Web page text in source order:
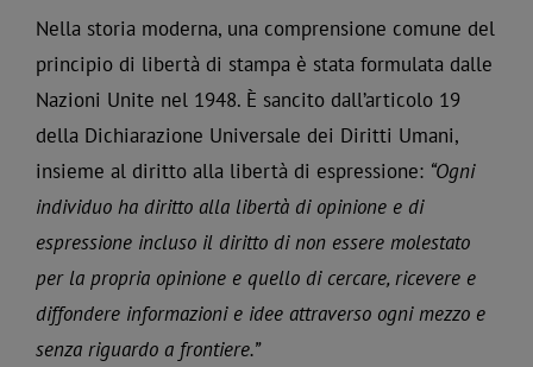
Nella storia moderna, una comprensione comune del
principio di libertà di stampa è stata formulata dalle
Nazioni Unite nel 1948. È sancito dall’articolo 19
della Dichiarazione Universale dei Diritti Umani,
insieme al diritto alla libertà di espressione: “Ogni
individuo ha diritto alla libertà di opinione e di
espressione incluso il diritto di non essere molestato
per la propria opinione e quello di cercare, ricevere e
diffondere informazioni e idee attraverso ogni mezzo e
senza riguardo a frontiere.”